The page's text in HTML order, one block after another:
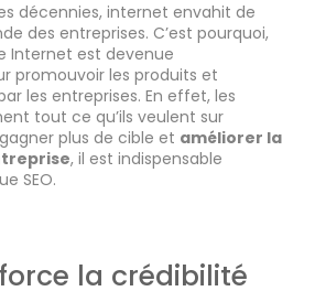
décennies, internet envahit de
des entreprises. C’est pourquoi,
Internet est devenue
promouvoir les produits et
les entreprises. En effet, les
tout ce qu’ils veulent sur
plus de cible et améliorer la
, il est indispensable
SEO.
la crédibilité